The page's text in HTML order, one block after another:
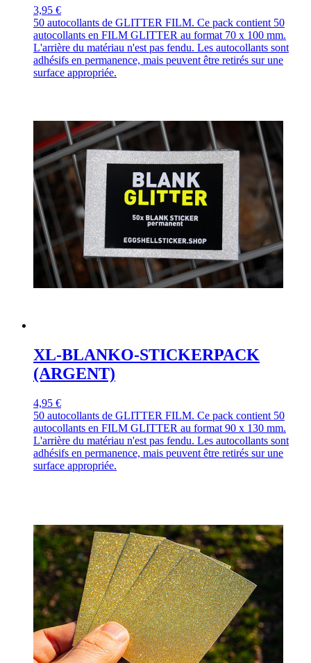
3,95 €
50 autocollants de GLITTER FILM. Ce pack contient 50
autocollants en FILM GLITTER au format 70 x 100 mm.
L'arrière du matériau n'est pas fendu. Les autocollants sont
adhésifs en permanence, mais peuvent être retirés sur une
surface appropriée.
XL-BLANKO-STICKERPACK
(ARGENT)
4,95 €
50 autocollants de GLITTER FILM. Ce pack contient 50
autocollants en FILM GLITTER au format 90 x 130 mm.
L'arrière du matériau n'est pas fendu. Les autocollants sont
adhésifs en permanence, mais peuvent être retirés sur une
surface appropriée.